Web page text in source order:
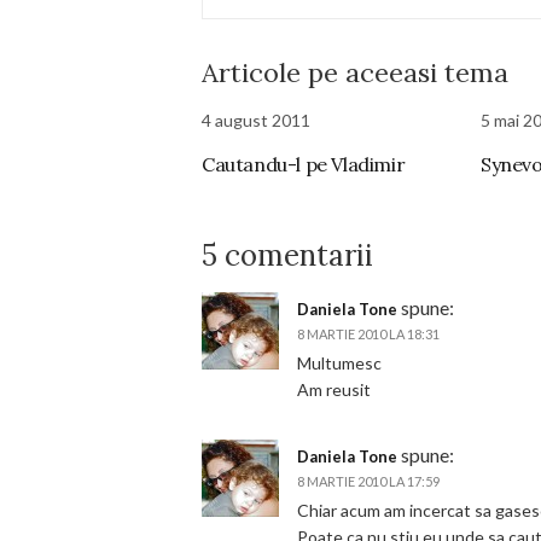
Articole pe aceeasi tema
4 august 2011
Cautandu-l pe Vladimir
5 mai
5 comentarii
Daniela Tone spune:
8 MARTIE 2010 LA 18:31
Multumesc
Am reusit
Daniela Tone spune:
8 MARTIE 2010 LA 17:59
Chiar acum am incercat sa
Poate ca nu stiu eu unde sa